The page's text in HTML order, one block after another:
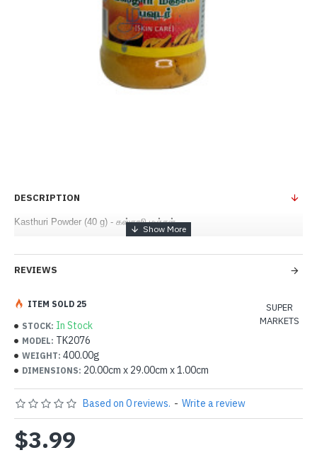
DESCRIPTION
Kasthuri Powder (40 g) - கஸ்தூரி மஞ்சள்
REVIEWS
STOCK: In Stock
MODEL: TK2076
WEIGHT: 400.00g
DIMENSIONS: 20.00cm x 29.00cm x 1.00cm
SUPER
MARKETS
ITEM SOLD 25
Based on 0 reviews. - Write a review
$3.99